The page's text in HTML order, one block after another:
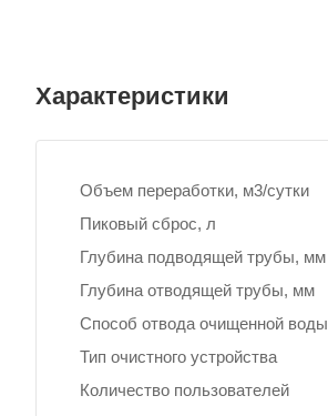
Характеристики
Объем переработки, м3/сутки
Пиковый сброс, л
Глубина подводящей трубы, мм
Глубина отводящей трубы, мм
Способ отвода очищенной воды
Тип очистного устройства
Количество пользователей